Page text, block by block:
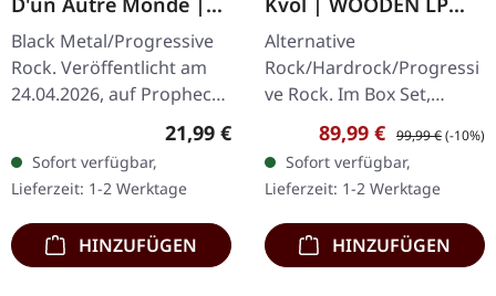
WHITE/GREEN
MARBLED LP
Black Metal/Progressive
Rock. Veröffentlicht am
24.04.2026, auf Prophecy
Productions. Weiß/grün
marmoriertes Vinyl im
Standard-Cover mit
bedrucktem…
Regulärer Preis:
21,99 €
Sofort verfügbar,
Lieferzeit: 1-2 Werktage
HINZUFÜGEN
BOXSET
Alternative
Rock/Hardrock/Progressi
ve Rock. Im Box Set,
veröffentlicht am
08.11.2024, auf Century
Media Records. Nur bei
Supreme Chaos Recods…
Verkaufspreis:
89,99 € Regulärer Preis:
99,99 €(-10%)
Sofort verfügbar,
Lieferzeit: 1-2 Werktage
HINZUFÜGEN